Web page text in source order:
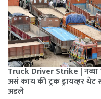
Truck Driver Strike | नव्या
असं काय की ट्रक ड्रायव्हर थेट
अडले